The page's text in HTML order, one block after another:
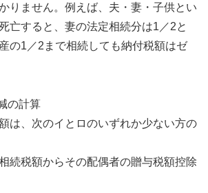
りません。例えば、夫・妻・子供とい
亡すると、妻の法定相続分は1／2と
の1／2まで相続しても納付税額はゼ
の計算
は、次のイとロのいずれか少ない方の
続税額からその配偶者の贈与税額控除